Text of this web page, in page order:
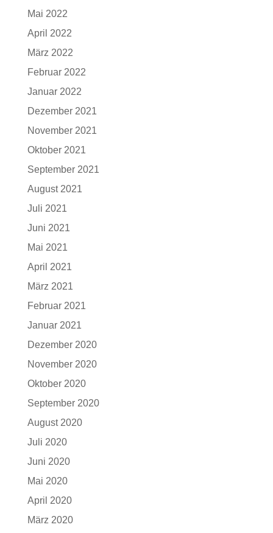
Mai 2022
April 2022
März 2022
Februar 2022
Januar 2022
Dezember 2021
November 2021
Oktober 2021
September 2021
August 2021
Juli 2021
Juni 2021
Mai 2021
April 2021
März 2021
Februar 2021
Januar 2021
Dezember 2020
November 2020
Oktober 2020
September 2020
August 2020
Juli 2020
Juni 2020
Mai 2020
April 2020
März 2020